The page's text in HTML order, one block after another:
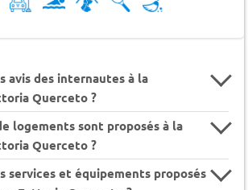
avis des internautes à la
Querceto ?
logements sont proposés à la
Querceto ?
services et équipements proposés